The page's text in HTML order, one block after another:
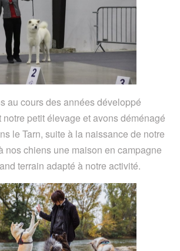
au cours des années développé
petit élevage et avons déménagé
le Tarn, suite à la naissance de notre
nos chiens une maison en campagne
terrain adapté à notre activité.